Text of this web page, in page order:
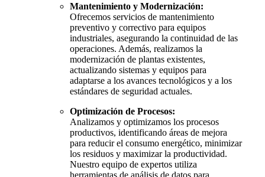
Mantenimiento y Modernización:
Ofrecemos servicios de mantenimiento
preventivo y correctivo para equipos
industriales, asegurando la continuidad de las
operaciones. Además, realizamos la
modernización de plantas existentes,
actualizando sistemas y equipos para
adaptarse a los avances tecnológicos y a los
estándares de seguridad actuales.
Optimización de Procesos:
Analizamos y optimizamos los procesos
productivos, identificando áreas de mejora
para reducir el consumo energético, minimizar
los residuos y maximizar la productividad.
Nuestro equipo de expertos utiliza
herramientas de análisis de datos para